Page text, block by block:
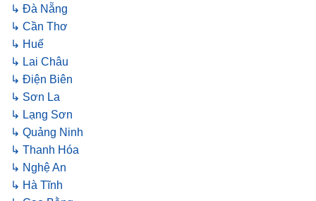
↳ Đà Nẵng
↳ Cần Thơ
↳ Huế
↳ Lai Châu
↳ Điện Biên
↳ Sơn La
↳ Lạng Sơn
↳ Quảng Ninh
↳ Thanh Hóa
↳ Nghệ An
↳ Hà Tĩnh